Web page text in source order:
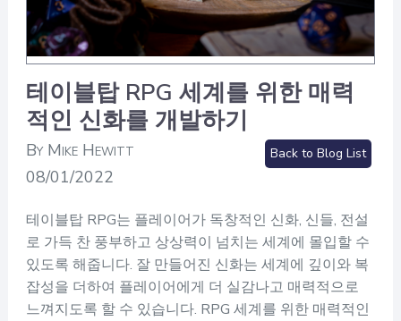
테이블탑 RPG 세계를 위한 매력
적인 신화를 개발하기
By Mike Hewitt
08/01/2022
Back to Blog List
테이블탑 RPG는 플레이어가 독창적인 신화, 신들, 전설
로 가득 찬 풍부하고 상상력이 넘치는 세계에 몰입할 수
있도록 해줍니다. 잘 만들어진 신화는 세계에 깊이와 복
잡성을 더하여 플레이어에게 더 실감나고 매력적으로
느껴지도록 할 수 있습니다. RPG 세계를 위한 매력적인